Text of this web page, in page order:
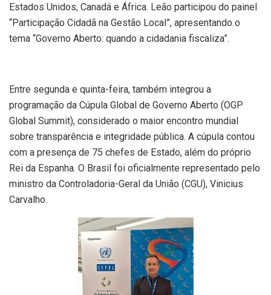
Estados Unidos, Canadá e África. Leão participou do painel
“Participação Cidadã na Gestão Local”, apresentando o
tema “Governo Aberto: quando a cidadania fiscaliza”.
Entre segunda e quinta-feira, também integrou a
programação da Cúpula Global de Governo Aberto (OGP
Global Summit), considerado o maior encontro mundial
sobre transparência e integridade pública. A cúpula contou
com a presença de 75 chefes de Estado, além do próprio
Rei da Espanha. O Brasil foi oficialmente representado pelo
ministro da Controladoria-Geral da União (CGU), Vinicius
Carvalho.